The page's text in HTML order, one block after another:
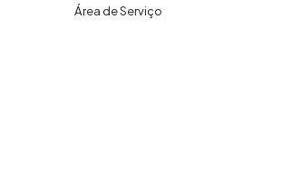
Área de Serviço